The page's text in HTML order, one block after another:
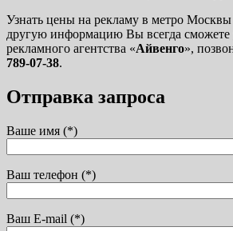
Узнать цены на рекламу в метро
другую информацию Вы всегда сможете
рекламного агентства «Айвенго»,
789-07-38.
Отправка запроса
Ваше имя (*)
Ваш телефон (*)
Ваш E-mail (*)